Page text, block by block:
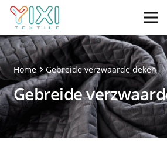
Home Gebreide verzwaarde deken
Gebreide